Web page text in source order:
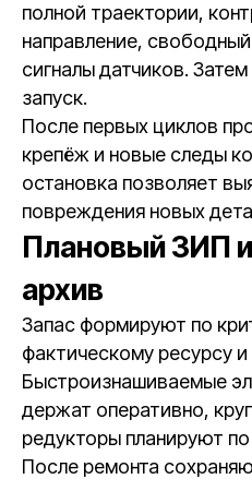
полной траектории,
направление,
сигналы датчиков.
запуск.
После первых циклов
крепёж и новые следы
остановка позволяет
повреждения новых
Плановый ЗИП
архив
Запас формируют по
фактическому ресурсу и
Быстроизнашиваемые
держат оперативно,
редукторы планируют
После ремонта